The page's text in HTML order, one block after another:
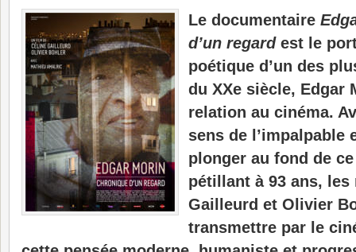
Le documentaire
d’un regardest le
poétique d’un des
du XXe siècle, Edgar
relation au cinéma.
sens de l’impalpable
plonger au fond de
pétillant à 93 ans,
Gailleurd et Olivier
transmettre par le